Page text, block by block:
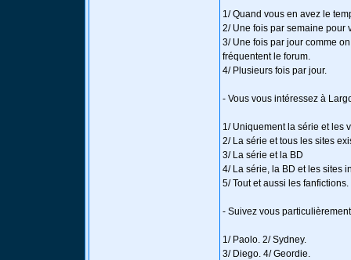
1/ Quand vous en avez le
2/ Une fois par semaine pour
3/ Une fois par jour comme
fréquentent le forum.
4/ Plusieurs fois par jour.
- Vous vous intéressez à
1/ Uniquement la série et les
2/ La série et tous les sites
3/ La série et la BD
4/ La série, la BD et les sites
5/ Tout et aussi les fanfictions.
- Suivez vous
1/ Paolo. 2/ Sydney.
3/ Diego. 4/ Geordie.